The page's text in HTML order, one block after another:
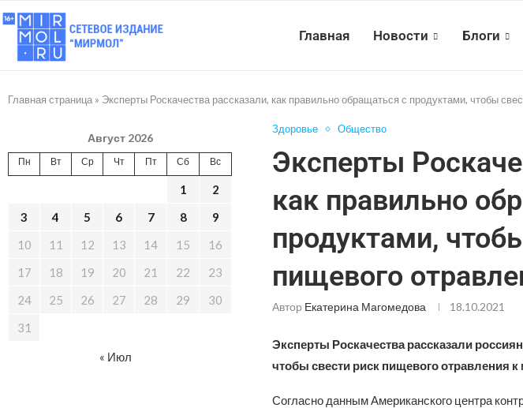
Главная Новости Блоги
Главная страница » Эксперты Роскачества рассказали, как правильно обращаться с продуктами, чтобы
Здоровье Общество
Эксперты
как правильно
продуктами,
пищевого
Автор Екатерина Магомедова 18.10.2021
Эксперты Роскачества рассказали
чтобы свести риск пищевого отравления
Согласно данным Американского центра
Август 2026
Пн Вт Ср Чт Пт Сб Вс
1
2
3
4 5 6 7 8
9
10
11 12 13 14 15
16
17
18 19 20 21 22
23
24
25 26 27 28 29
30
31
« Июл